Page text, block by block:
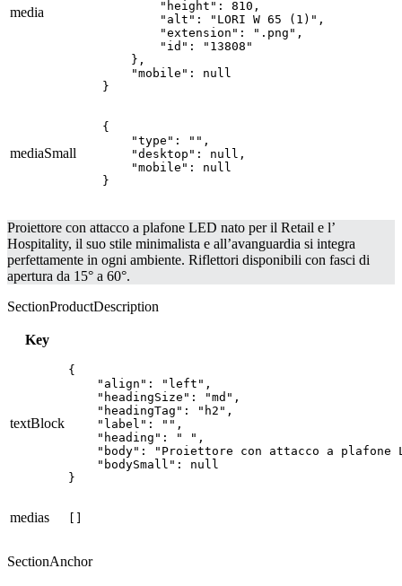
media
        "height": 810,
        "alt": "LORI W 65 (1)",
        "extension": ".png",
        "id": "13808"
    },
    "mobile": null
}
mediaSmall
{
    "type": "",
    "desktop": null,
    "mobile": null
}
Proiettore con attacco a plafone LED nato per il Retail e l’
Hospitality, il suo stile minimalista e all’avanguardia si integra
perfettamente in ogni ambiente. Riflettori disponibili con fasci di
apertura da 15° a 60°.
SectionProductDescription
Key
textBlock
{
    "align": "left",
    "headingSize": "md",
    "headingTag": "h2",
    "label": "",
    "heading": " ",
"body": "Proiettore con attacco a plafone
    "bodySmall": null
}
medias
SectionAnchor